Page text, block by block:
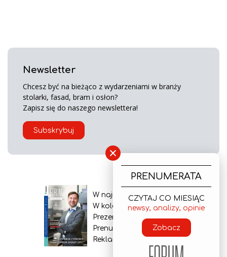
Newsletter
Chcesz być na bieżąco z wydarzeniami w branży
stolarki, fasad, bram i osłon?
Zapisz się do naszego newslettera!
Subskrybuj
W najnowszym wydaniu
W kolejnym numerze
Prezentacja gazety
Prenumerata
Reklama
×
PRENUMERATA
CZYTAJ CO MIESIĄC
newsy, analizy, opinie
Zobacz